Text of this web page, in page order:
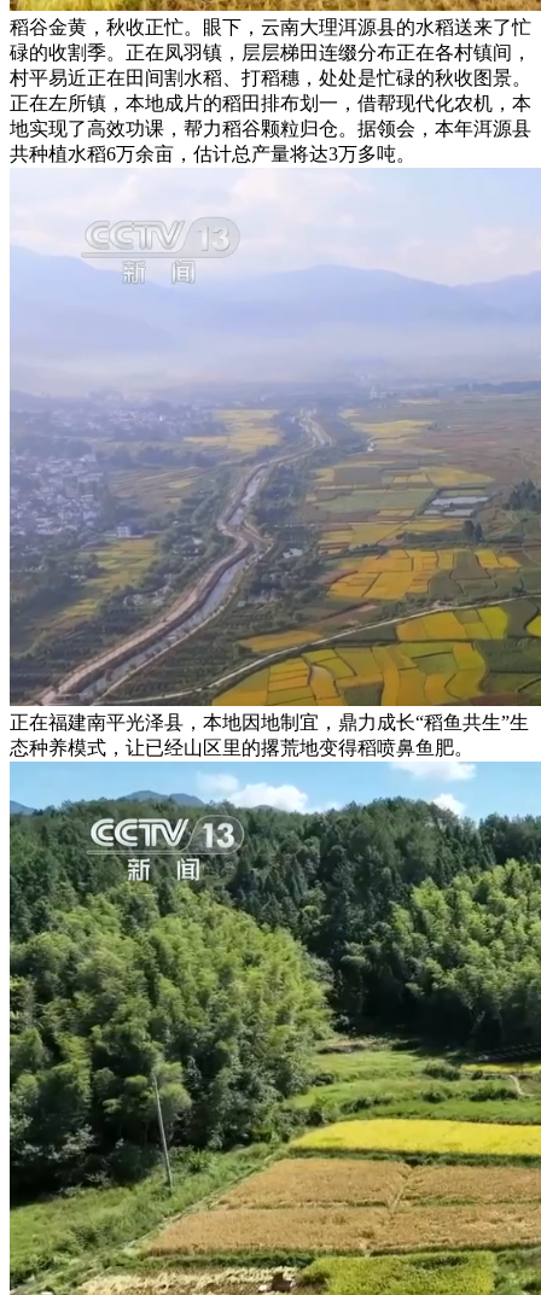
稻谷金黄，秋收正忙。眼下，云南大理洱源县的水稻送来了忙
碌的收割季。正在凤羽镇，层层梯田连缀分布正在各村镇间，
村平易近正在田间割水稻、打稻穗，处处是忙碌的秋收图景。
正在左所镇，本地成片的稻田排布划一，借帮现代化农机，本
地实现了高效功课，帮力稻谷颗粒归仓。据领会，本年洱源县
共种植水稻6万余亩，估计总产量将达3万多吨。
正在福建南平光泽县，本地因地制宜，鼎力成长“稻鱼共生”生
态种养模式，让已经山区里的撂荒地变得稻喷鼻鱼肥。